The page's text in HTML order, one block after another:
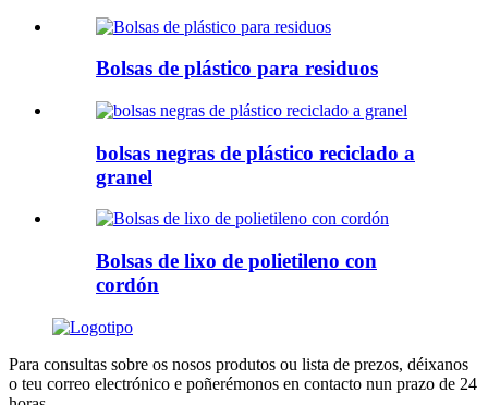
Bolsas de plástico para residuos
bolsas negras de plástico reciclado a
granel
Bolsas de lixo de polietileno con
cordón
Para consultas sobre os nosos produtos ou lista de prezos, déixanos
o teu correo electrónico e poñerémonos en contacto nun prazo de 24